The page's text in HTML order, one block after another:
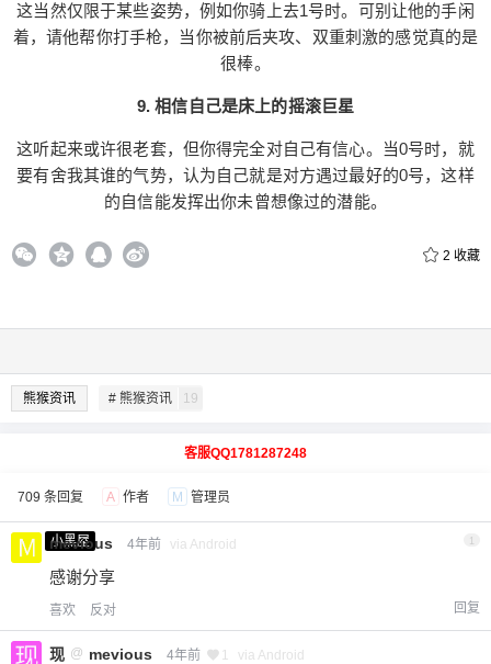
这当然仅限于某些姿势，例如你骑上去1号时。可别让他的手闲
着，请他帮你打手枪，当你被前后夹攻、双重刺激的感觉真的是
很棒。
9. 相信自己是床上的摇滚巨星
这听起来或许很老套，但你得完全对自己有信心。当0号时，就
要有舍我其谁的气势，认为自己就是对方遇过最好的0号，这样
的自信能发挥出你未曾想像过的潜能。
2 收藏
熊猴资讯 # 熊猴资讯 19
激的感觉真的是很棒。 9. 相信自己是床上的摇滚巨
星 这听起来或许很老套，但你得完全对自己有信
心。当0号时，就要有舍我其谁的气势，认为自己就
是对方遇过最好的0号，这样的自信能发挥出你未曾
客服QQ1781287248
709 条回复 A 作者 M 管理员
小黑屋
mevious 4年前 via Android 1
感谢分享
喜欢 反对 回复
现 @ mevious 4年前 1 via Android